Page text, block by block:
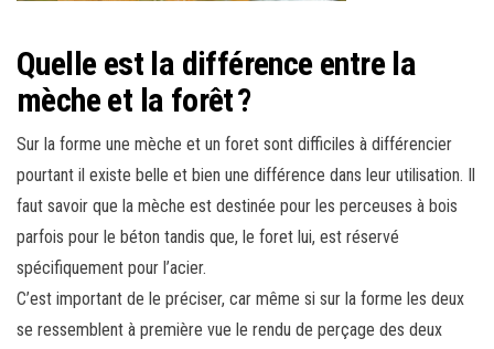
Quelle est la différence entre la
mèche et la forêt ?
Sur la forme une mèche et un foret sont difficiles à différencier
pourtant il existe belle et bien une différence dans leur utilisation. Il
faut savoir que la mèche est destinée pour les perceuses à bois
parfois pour le béton tandis que, le foret lui, est réservé
spécifiquement pour l’acier.
C’est important de le préciser, car même si sur la forme les deux
se ressemblent à première vue le rendu de perçage des deux